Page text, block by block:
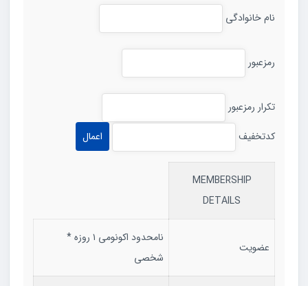
نام خانوادگی
رمزعبور
تکرار رمزعبور
کدتخفیف
اعمال
MEMBERSHIP
DETAILS
عضویت
نامحدود اکونومی ۱ روزه *
شخصی